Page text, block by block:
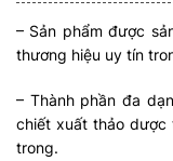
– Sản phẩm được
thương hiệu uy tín
– Thành phần đa
chiết xuất thảo dược
trong.